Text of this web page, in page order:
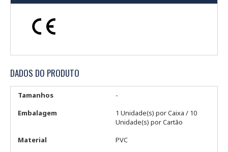
DADOS DO PRODUTO
Tamanhos
-
Embalagem
1 Unidade(s) por Caixa / 10
Unidade(s) por Cartão
Material
PVC